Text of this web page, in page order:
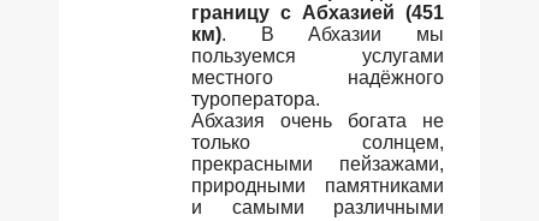
границу с Абхазией (451
км). В Абхазии мы
пользуемся услугами
местного надёжного
туроператора.
Абхазия очень богата не
только солнцем,
прекрасными пейзажами,
природными памятниками
и самыми различными